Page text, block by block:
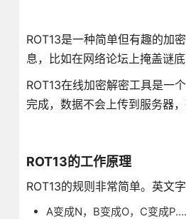
ROT13是一种简单但有趣的加
息，比如在网络论坛上掩盖谜
ROT13在线加密解密工具是一
完成，数据不会上传到服务器，
ROT13的工作原理
ROT13的规则非常简单。英文
A变成N，B变成O，C变成